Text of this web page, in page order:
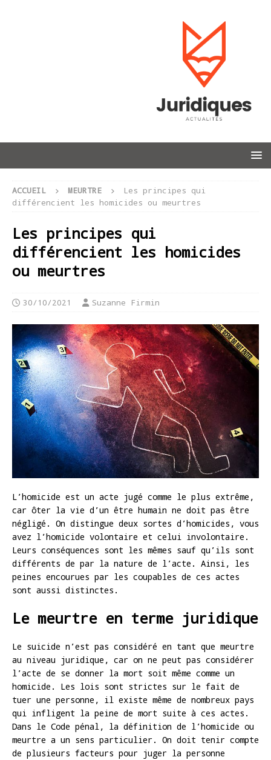
ACCUEIL MEURTRE
Les principes qui
différencient les homicides ou meurtres
Les principes qui
différencient les homicides
ou meurtres
30/10/2021 Suzanne Firmin
L’homicide est un acte jugé comme le plus extrême,
car ôter la vie d’un être humain ne doit pas être
négligé. On distingue deux sortes d’homicides, vous
avez l’homicide volontaire et celui involontaire.
Leurs conséquences sont les mêmes sauf qu’ils sont
différents de par la nature de l’acte. Ainsi, les
peines encourues par les coupables de ces actes
sont aussi distinctes.
Le meurtre en terme juridique
Le suicide n’est pas considéré en tant que meurtre
au niveau juridique, car on ne peut pas considérer
l’acte de se donner la mort soit même comme un
homicide. Les lois sont strictes sur le fait de
tuer une personne, il existe même de nombreux pays
qui infligent la peine de mort suite à ces actes.
Dans le Code pénal, la définition de l’homicide ou
meurtre a un sens particulier. On doit tenir compte
de plusieurs facteurs pour juger la personne